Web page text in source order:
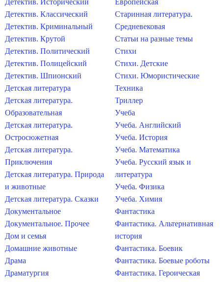
Детектив. Исторический
Детектив. Классический
Детектив. Криминальный
Детектив. Крутой
Детектив. Политический
Детектив. Полицейский
Детектив. Шпионский
Детская литература
Детская литература.
Образовательная
Детская литература.
Остросюжетная
Детская литература.
Приключения
Детская литература. Природа
и животные
Детская литература. Сказки
Документальное
Документальное. Прочее
Дом и семья
Домашние животные
Драма
Драматургия
Европейская
Старинная литература.
Средневековая
Статьи на разные темы
Стихи
Стихи. Детские
Стихи. Юмористические
Техника
Триллер
Учеба
Учеба. Английский
Учеба. История
Учеба. Математика
Учеба. Русский язык и
литература
Учеба. Физика
Учеба. Химия
Фантастика
Фантастика. Альтернативная
история
Фантастика. Боевик
Фантастика. Боевые роботы
Фантастика. Героическая